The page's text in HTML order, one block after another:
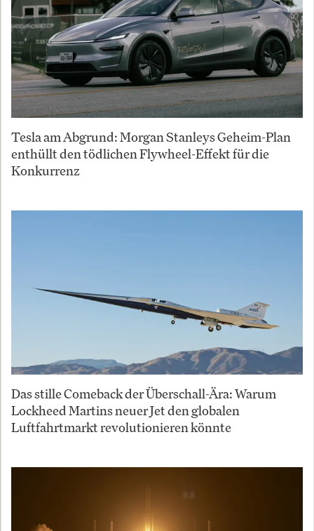
Tesla am Abgrund: Morgan Stanleys Geheim-Plan
enthüllt den tödlichen Flywheel-Effekt für die
Konkurrenz
Das stille Comeback der Überschall-Ära: Warum
Lockheed Martins neuer Jet den globalen
Luftfahrtmarkt revolutionieren könnte